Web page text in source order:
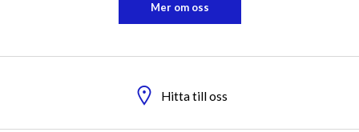
Mer om oss
Hitta till oss